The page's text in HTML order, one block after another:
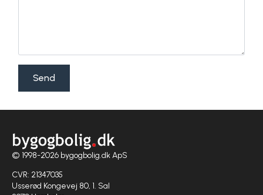
Send
© 1998-2026 bygogbolig.dk ApS
CVR: 21347035
Usserød Kongevej 80, 1. Sal